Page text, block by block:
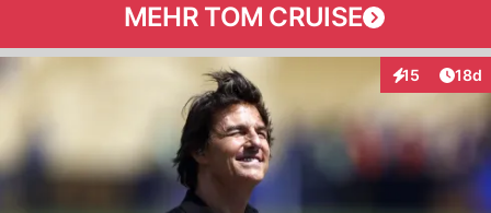
MEHR TOM CRUISE
15
Interaktionen
18d